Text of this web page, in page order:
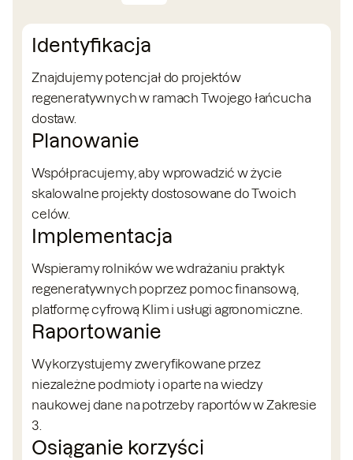
Identyfikacja
Znajdujemy potencjał do projektów
regeneratywnych w ramach Twojego łańcucha
dostaw.
Planowanie
Współpracujemy, aby wprowadzić w życie
skalowalne projekty dostosowane do Twoich
celów.
Implementacja
Wspieramy rolników we wdrażaniu praktyk
regeneratywnych poprzez pomoc finansową,
platformę cyfrową Klim i usługi agronomiczne.
Raportowanie
Wykorzystujemy zweryfikowane przez
niezależne podmioty i oparte na wiedzy
naukowej dane na potrzeby raportów w Zakresie
3.
Osiąganie korzyści